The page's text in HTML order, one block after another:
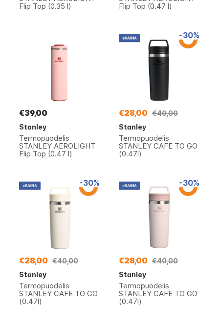
Flip Top (0.35 l)
Flip Top (0.47 l)
€39,00
Stanley
Termopuodelis
STANLEY AEROLIGHT
Flip Top (0.47 l)
-30%
€28,00 €40,00
Stanley
Termopuodelis
STANLEY CAFE TO GO
(0.47l)
-30%
€28,00 €40,00
Stanley
Termopuodelis
STANLEY CAFE TO GO
(0.47l)
-30%
€28,00 €40,00
Stanley
Termopuodelis
STANLEY CAFE TO GO
(0.47l)